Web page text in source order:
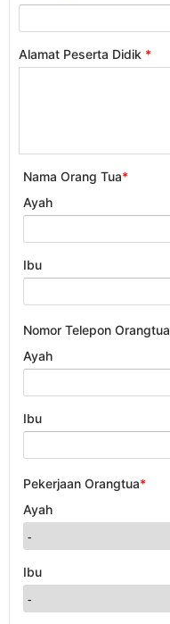
Alamat Peserta Didik *
Nama Orang Tua*
Ayah
Ibu
Nomor Telepon Orangtua
Ayah
Ibu
Pekerjaan Orangtua*
Ayah
Ibu